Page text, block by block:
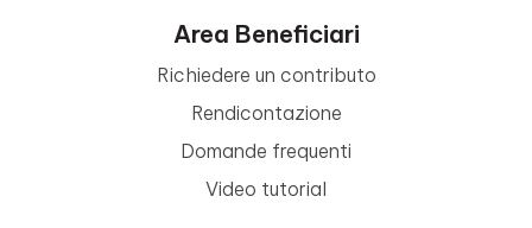
Area Beneficiari
Richiedere un contributo
Rendicontazione
Domande frequenti
Video tutorial